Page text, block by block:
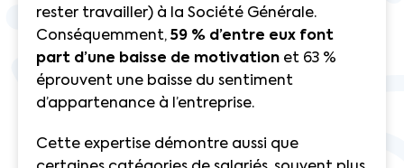
rester travailler) à la Société Générale.
Conséquemment, 59 % d’entre eux font
part d’une baisse de motivation et 63 %
éprouvent une baisse du sentiment
d’appartenance à l’entreprise.
Cette expertise démontre aussi que